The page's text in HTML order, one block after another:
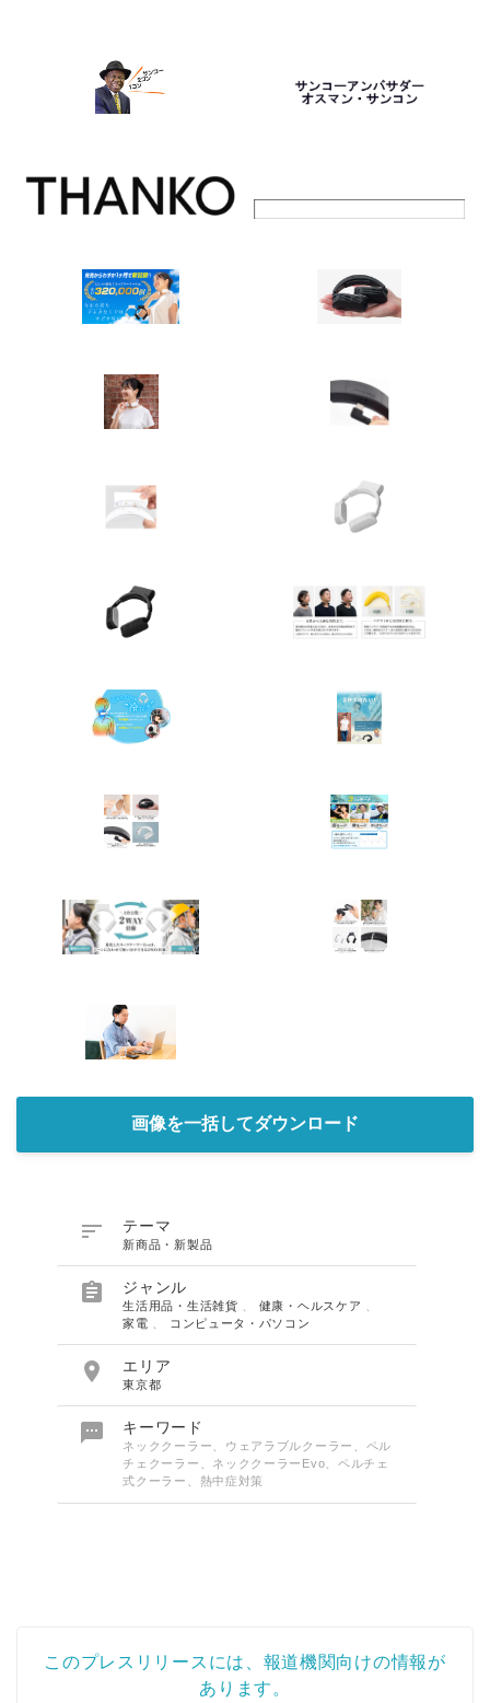
画像を一括してダウンロード
 テーマ
新商品・新製品
 ジャンル
生活用品・生活雑貨 健康・ヘルスケア
家電
コンピュータ・パソコン
 エリア
東京都
 キーワード
ネッククーラー、ウェアラブルクーラー、ペル
チェクーラー、ネッククーラーEvo、ペルチェ
式クーラー、熱中症対策
このプレスリリースには、報道機関向けの情報が
あります。